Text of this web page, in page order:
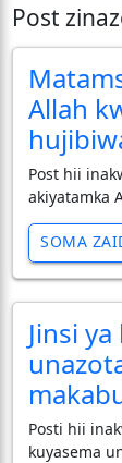
Post
Allah
Post hii
akiyatamka
SOMA
Jinsi
Posti hii
kuyasema